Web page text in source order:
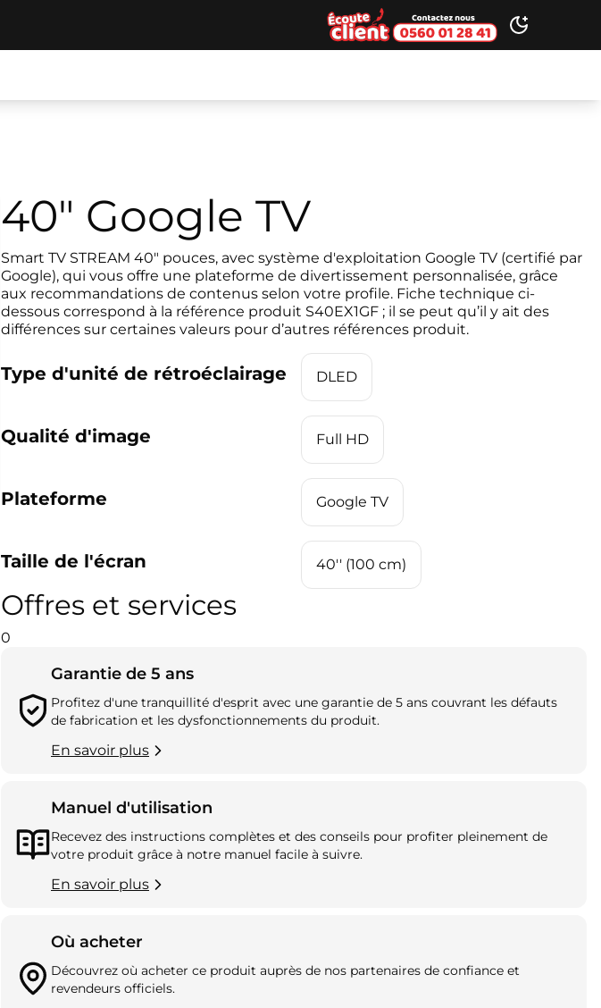
Ecoute client Toggle dark
40" Google TV
Smart TV STREAM 40" pouces, avec système d'exploitation Google TV (certifié par
Google), qui vous offre une plateforme de divertissement personnalisée, grâce
aux recommandations de contenus selon votre profile. Fiche technique ci-
dessous correspond à la référence produit S40EX1GF ; il se peut qu’il y ait des
différences sur certaines valeurs pour d’autres références produit.
Type d'unité de rétroéclairage DLED
Qualité d'image Full HD
Plateforme Google TV
Taille de l'écran 40'' (100 cm)
Offres et services
0
Garantie de 5 ans
Profitez d'une tranquillité d'esprit avec une garantie de 5 ans couvrant les défauts
de fabrication et les dysfonctionnements du produit.
En savoir plus
Manuel d'utilisation
Recevez des instructions complètes et des conseils pour profiter pleinement de
votre produit grâce à notre manuel facile à suivre.
En savoir plus
Où acheter
Découvrez où acheter ce produit auprès de nos partenaires de confiance et
revendeurs officiels.